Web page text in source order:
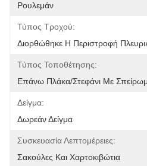
Ρουλεμάν
Τύπος Τροχού:
Διορθώθηκε Η Περιστροφή
Τύπος Τοποθέτησης:
Επάνω Πλάκα/Στεφάνι Με
Δείγμα:
Δωρεάν Δείγμα
Συσκευασία Λεπτομέρειες:
Σακούλες Και Χαρτοκιβώτια